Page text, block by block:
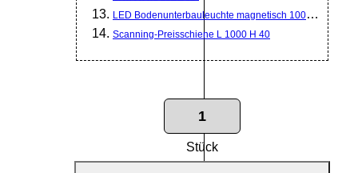
LED Bodenunterbauleuchte magnetisch 1000mm
Scanning-Preisschiene L 1000 H 40
Stück